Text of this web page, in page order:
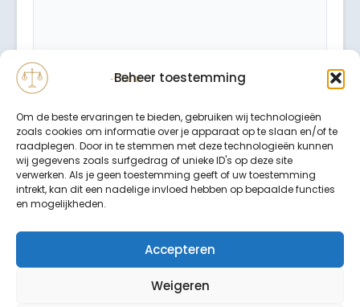
Beheer toestemming
Om de beste ervaringen te bieden, gebruiken wij technologieën
zoals cookies om informatie over je apparaat op te slaan en/of te
raadplegen. Door in te stemmen met deze technologieën kunnen
wij gegevens zoals surfgedrag of unieke ID's op deze site
verwerken. Als je geen toestemming geeft of uw toestemming
intrekt, kan dit een nadelige invloed hebben op bepaalde functies
en mogelijkheden.
Accepteren
Weigeren
Binnen 24 uur wordt er contact met u opgenomen.